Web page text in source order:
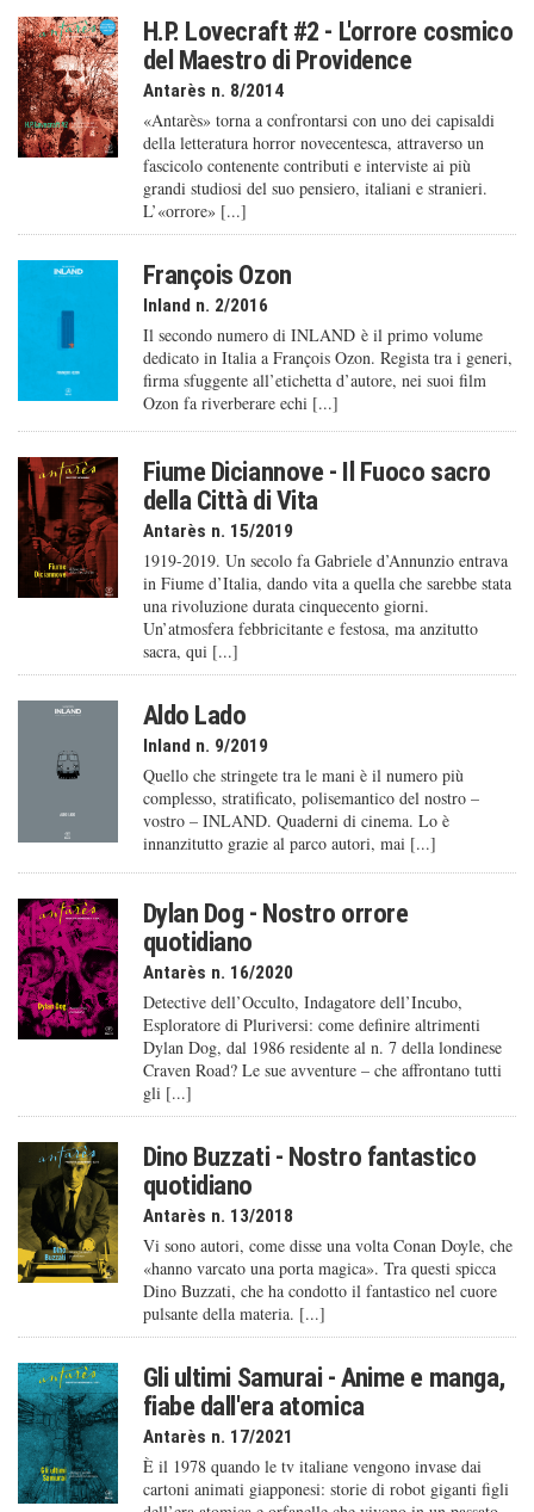
H.P. Lovecraft #2 - L'orrore cosmico
del Maestro di Providence
Antarès n. 8/2014
«Antarès» torna a confrontarsi con uno dei capisaldi
della letteratura horror novecentesca, attraverso un
fascicolo contenente contributi e interviste ai più
grandi studiosi del suo pensiero, italiani e stranieri.
L’«orrore» [...]
François Ozon
Inland n. 2/2016
Il secondo numero di INLAND è il primo volume
dedicato in Italia a François Ozon. Regista tra i generi,
firma sfuggente all’etichetta d’autore, nei suoi film
Ozon fa riverberare echi [...]
Fiume Diciannove - Il Fuoco sacro
della Città di Vita
Antarès n. 15/2019
1919-2019. Un secolo fa Gabriele d’Annunzio entrava
in Fiume d’Italia, dando vita a quella che sarebbe stata
una rivoluzione durata cinquecento giorni.
Un’atmosfera febbricitante e festosa, ma anzitutto
sacra, qui [...]
Aldo Lado
Inland n. 9/2019
Quello che stringete tra le mani è il numero più
complesso, stratificato, polisemantico del nostro –
vostro – INLAND. Quaderni di cinema. Lo è
innanzitutto grazie al parco autori, mai [...]
Dylan Dog - Nostro orrore
quotidiano
Antarès n. 16/2020
Detective dell’Occulto, Indagatore dell’Incubo,
Esploratore di Pluriversi: come definire altrimenti
Dylan Dog, dal 1986 residente al n. 7 della londinese
Craven Road? Le sue avventure – che affrontano tutti
gli [...]
Dino Buzzati - Nostro fantastico
quotidiano
Antarès n. 13/2018
Vi sono autori, come disse una volta Conan Doyle, che
«hanno varcato una porta magica». Tra questi spicca
Dino Buzzati, che ha condotto il fantastico nel cuore
pulsante della materia. [...]
Gli ultimi Samurai - Anime e manga,
fiabe dall'era atomica
Antarès n. 17/2021
È il 1978 quando le tv italiane vengono invase dai
cartoni animati giapponesi: storie di robot giganti figli